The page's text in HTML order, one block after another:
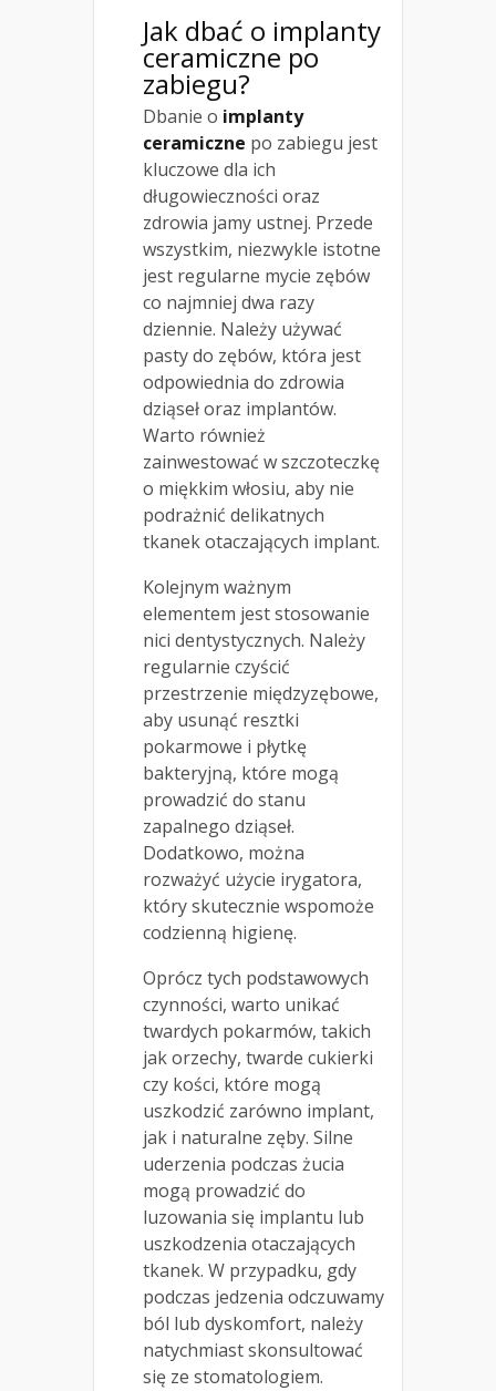
Jak dbać o implanty
ceramiczne po
zabiegu?
Dbanie o implanty
ceramiczne po zabiegu jest
kluczowe dla ich
długowieczności oraz
zdrowia jamy ustnej. Przede
wszystkim, niezwykle istotne
jest regularne mycie zębów
co najmniej dwa razy
dziennie. Należy używać
pasty do zębów, która jest
odpowiednia do zdrowia
dziąseł oraz implantów.
Warto również
zainwestować w szczoteczkę
o miękkim włosiu, aby nie
podrażnić delikatnych
tkanek otaczających implant.
Kolejnym ważnym
elementem jest stosowanie
nici dentystycznych. Należy
regularnie czyścić
przestrzenie międzyzębowe,
aby usunąć resztki
pokarmowe i płytkę
bakteryjną, które mogą
prowadzić do stanu
zapalnego dziąseł.
Dodatkowo, można
rozważyć użycie irygatora,
który skutecznie wspomoże
codzienną higienę.
Oprócz tych podstawowych
czynności, warto unikać
twardych pokarmów, takich
jak orzechy, twarde cukierki
czy kości, które mogą
uszkodzić zarówno implant,
jak i naturalne zęby. Silne
uderzenia podczas żucia
mogą prowadzić do
luzowania się implantu lub
uszkodzenia otaczających
tkanek. W przypadku, gdy
podczas jedzenia odczuwamy
ból lub dyskomfort, należy
natychmiast skonsultować
się ze stomatologiem.